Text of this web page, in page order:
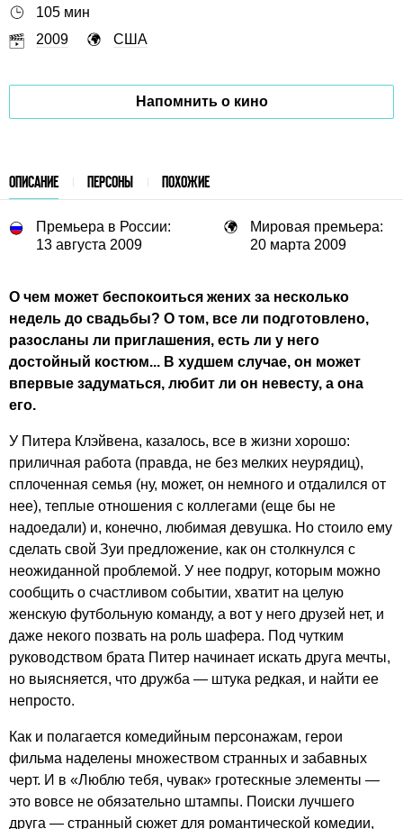
105 мин
2009
США
Напомнить о кино
ОПИСАНИЕ ПЕРСОНЫ ПОХОЖИЕ
Премьера в России:
13 августа 2009
Мировая премьера:
20 марта 2009
О чем может беспокоиться жених за несколько
недель до свадьбы? О том, все ли подготовлено,
разосланы ли приглашения, есть ли у него
достойный костюм... В худшем случае, он может
впервые задуматься, любит ли он невесту, а она
его.
У Питера Клэйвена, казалось, все в жизни хорошо:
приличная работа (правда, не без мелких неурядиц),
сплоченная семья (ну, может, он немного и отдалился от
нее), теплые отношения с коллегами (еще бы не
надоедали) и, конечно, любимая девушка. Но стоило ему
сделать свой Зуи предложение, как он столкнулся с
неожиданной проблемой. У нее подруг, которым можно
сообщить о счастливом событии, хватит на целую
женскую футбольную команду, а вот у него друзей нет, и
даже некого позвать на роль шафера. Под чутким
руководством брата Питер начинает искать друга мечты,
но выясняется, что дружба — штука редкая, и найти ее
непросто.
Как и полагается комедийным персонажам, герои
фильма наделены множеством странных и забавных
черт. И в «Люблю тебя, чувак» гротескные элементы —
это вовсе не обязательно штампы. Поиски лучшего
друга — странный сюжет для романтической комедии,